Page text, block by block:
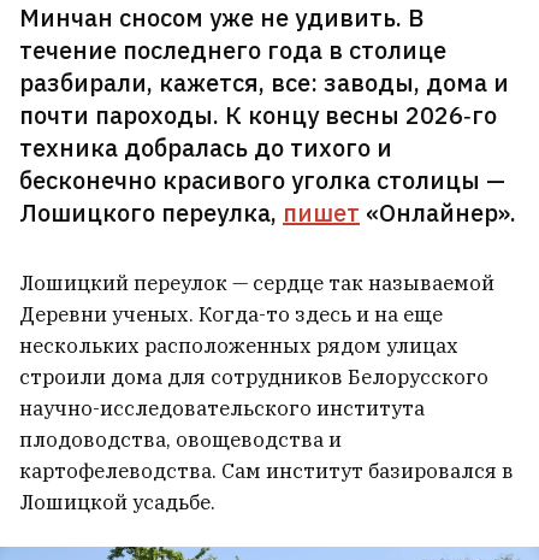
Минчан сносом уже не удивить. В
течение последнего года в столице
разбирали, кажется, все: заводы, дома и
почти пароходы. К концу весны 2026‑го
техника добралась до тихого и
бесконечно красивого уголка столицы —
Лошицкого переулка, пишет «Онлайнер».
Лошицкий переулок — сердце так называемой
Деревни ученых. Когда-то здесь и на еще
нескольких расположенных рядом улицах
строили дома для сотрудников Белорусского
научно-исследовательского института
плодоводства, овощеводства и
картофелеводства. Сам институт базировался в
Лошицкой усадьбе.
политику
10
Белорусскому активисту,
живущему в Украине, запретили
въезд в Польшу на 10 лет
12
Соучредитель бюро Zrobim
продает свою долю в бизнесе
2
Шторм натворил бед в Вилейском
и Молодечненском районах